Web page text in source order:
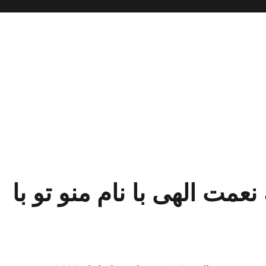
الهی با نام منو تو با